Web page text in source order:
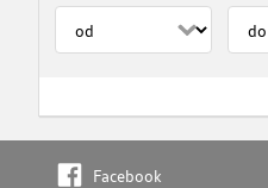
Facebook